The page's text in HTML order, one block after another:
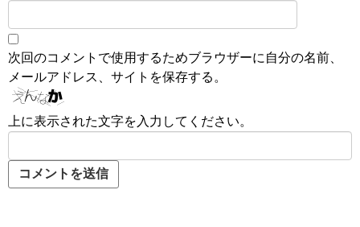
次回のコメントで使用するためブラウザーに自分の名前、
メールアドレス、サイトを保存する。
上に表示された文字を入力してください。